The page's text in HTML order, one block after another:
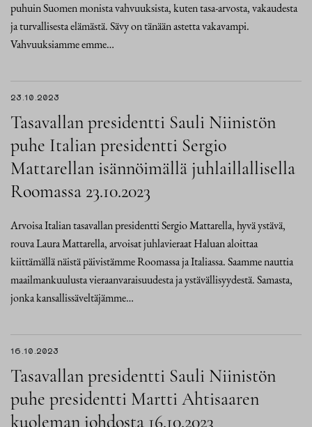
puhuin Suomen monista vahvuuksista, kuten tasa-arvosta, vakaudesta
ja turvallisesta elämästä. Sävy on tänään astetta vakavampi.
Vahvuuksiamme emme…
23.10.2023
Tasavallan presidentti Sauli Niinistön
puhe Italian presidentti Sergio
Mattarellan isännöimällä juhlaillallisella
Roomassa 23.10.2023
Arvoisa Italian tasavallan presidentti Sergio Mattarella, hyvä ystävä,
rouva Laura Mattarella, arvoisat juhlavieraat Haluan aloittaa
kiittämällä näistä päivistämme Roomassa ja Italiassa. Saamme nauttia
maailmankuulusta vieraanvaraisuudesta ja ystävällisyydestä. Samasta,
jonka kansallissäveltäjämme…
16.10.2023
Tasavallan presidentti Sauli Niinistön
puhe presidentti Martti Ahtisaaren
kuoleman johdosta 16.10.2023